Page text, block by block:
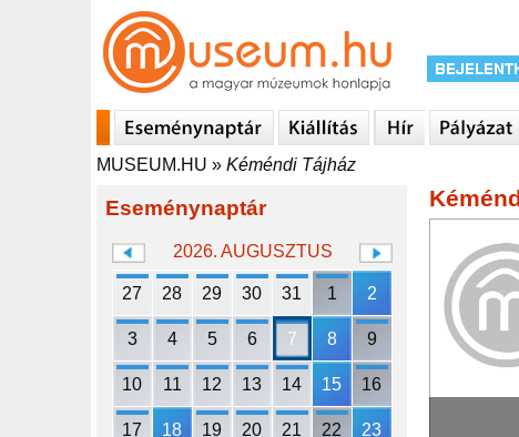
MUSEUM.HU » Kéméndi Tájház
Eseménynaptár
2026. AUGUSZTUS
27 28 29 30 31 1 2
3 4 5 6 7 8 9
10 11 12 13 14 15 16
17 18 19 20 21 22 23